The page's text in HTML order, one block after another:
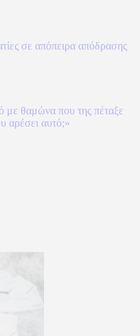
σε απόπειρα απόδρασης
με θαμώνα που της πέταξε
αρέσει αυτό;»